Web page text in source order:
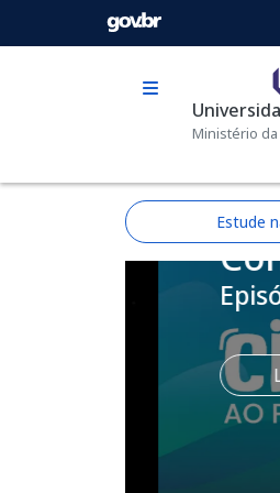
Pular para o conteúdo principal
Ministério da
Estude
PODCAST
Leia